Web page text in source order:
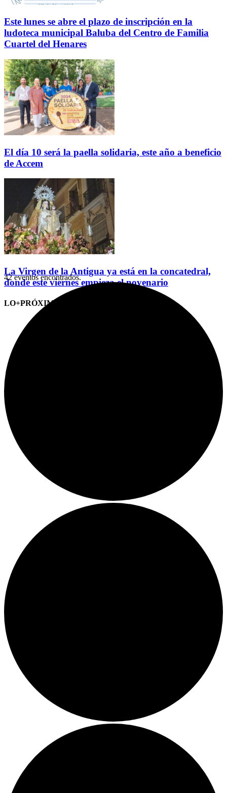
Este lunes se abre el plazo de inscripción en la
ludoteca municipal Baluba del Centro de Familia
Cuartel del Henares
El día 10 será la paella solidaria, este año a beneficio
de Accem
La Virgen de la Antigua ya está en la concatedral,
donde este viernes empieza el novenario
LO+PRÓXIMO (CITAS)
42 eventos encontrados.